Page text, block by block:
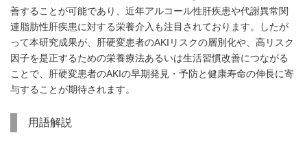
善することが可能であり、近年アルコール性肝疾患や代謝異常関
連脂肪性肝疾患に対する栄養介入も注目されております。したが
って本研究成果が、肝硬変患者のAKIリスクの層別化や、高リスク
因子を是正するための栄養療法あるいは生活習慣改善につながる
ことで、肝硬変患者のAKIの早期発見・予防と健康寿命の伸長に寄
与することが期待されます。
用語解説